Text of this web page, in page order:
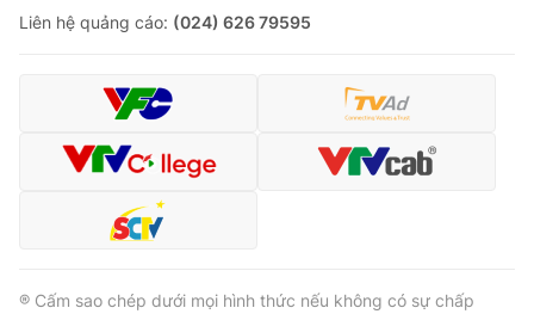
Liên hệ quảng cáo: (024) 626 79595
® Cấm sao chép dưới mọi hình thức nếu không có sự chấp